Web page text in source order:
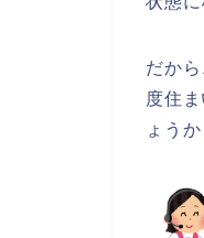
だか
度住
ょうか